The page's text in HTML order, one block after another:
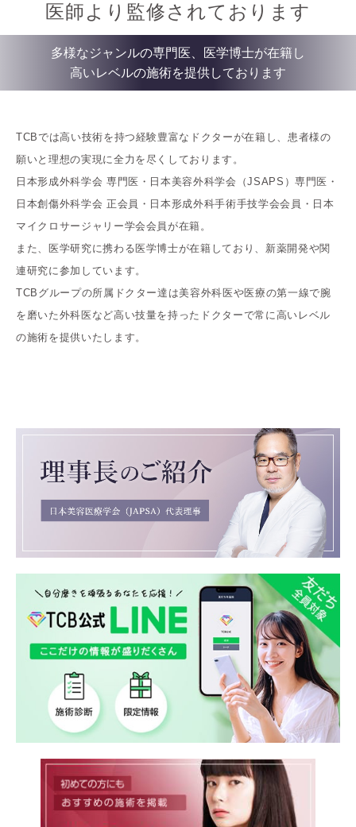
医師より監修されております
多様なジャンルの専門医、医学博士が在籍し
高いレベルの施術を提供しております
TCBでは高い技術を持つ経験豊富なドクターが在籍し、患者様の
願いと理想の実現に全力を尽くしております。
日本形成外科学会 専門医・日本美容外科学会（JSAPS）専門医・
日本創傷外科学会 正会員・日本形成外科手術手技学会会員・日本
マイクロサージャリー学会会員が在籍。
また、医学研究に携わる医学博士が在籍しており、新薬開発や関
連研究に参加しています。
TCBグループの所属ドクター達は美容外科医や医療の第一線で腕
を磨いた外科医など高い技量を持ったドクターで常に高いレベル
の施術を提供いたします。